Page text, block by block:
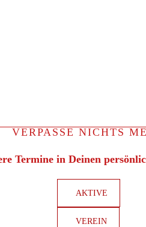
VERPASSE NICHTS
Termine in Deinen
AKTIVE
VEREIN